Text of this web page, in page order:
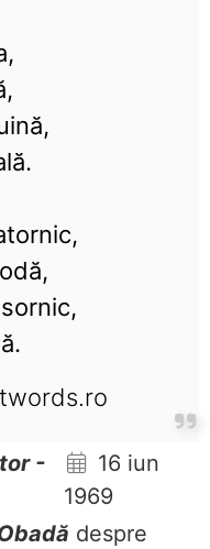
-
16 iun
1969
despre